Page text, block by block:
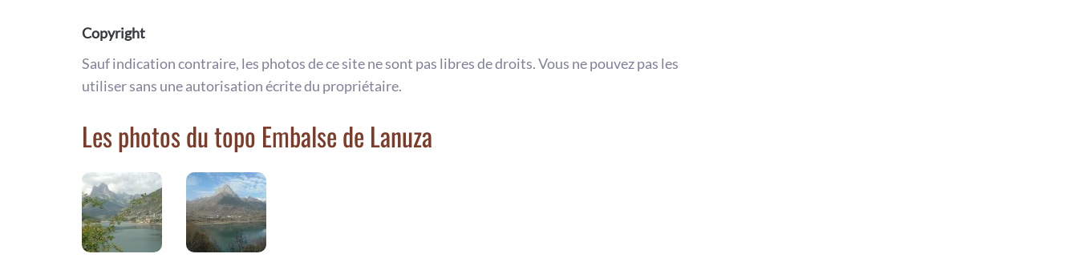
Copyright
Sauf indication contraire, les photos de ce site ne sont pas libres de droits. Vous ne pouvez pas les
utiliser sans une autorisation écrite du propriétaire.
Les photos du topo Embalse de Lanuza